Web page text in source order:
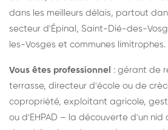
dans les meilleurs délais, partout
secteur d'Épinal, Saint-Dié-des-
les-Vosges et communes limitrophes.
Vous êtes professionnel : gérant de
terrasse, directeur d'école ou de
copropriété, exploitant agricole,
ou d'EHPAD – la découverte d'un nid